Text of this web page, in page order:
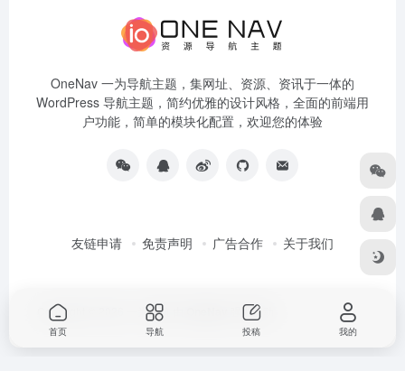
OneNav 一为导航主题，集网址、资源、资讯于一体的
WordPress 导航主题，简约优雅的设计风格，全面的前端用
户功能，简单的模块化配置，欢迎您的体验
友链申请 免责声明 广告合作 关于我们
Copyright © 2026 一为导航 强力驱动
首页 导航 投稿 我的